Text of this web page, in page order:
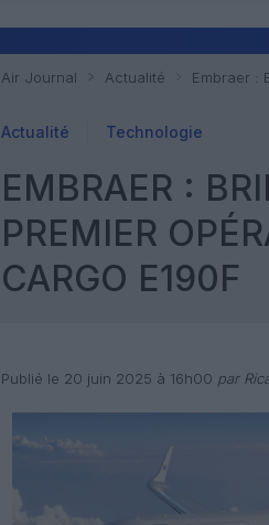
Air Journal Actualité Embraer :
Actualité Technologie
EMBRAER :
PREMIER
CARGO E190F
Publié le 20 juin 2025 à 16h00 par